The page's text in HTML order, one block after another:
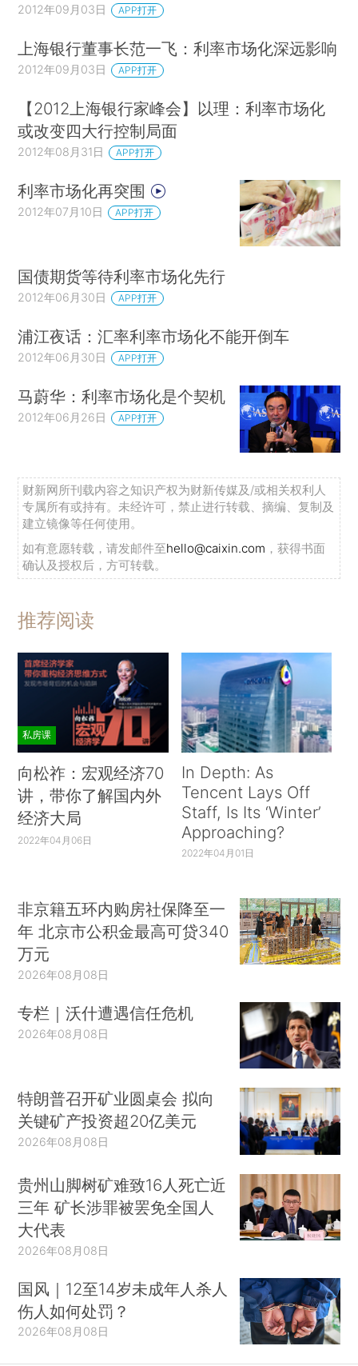
2012年09月03日 APP打开
上海银行董事长范一飞：利率市场化深远影响
2012年09月03日 APP打开
【2012上海银行家峰会】以理：利率市场化
或改变四大行控制局面
2012年08月31日 APP打开
利率市场化再突围
2012年07月10日 APP打开
国债期货等待利率市场化先行
2012年06月30日 APP打开
浦江夜话：汇率利率市场化不能开倒车
2012年06月30日 APP打开
马蔚华：利率市场化是个契机
2012年06月26日 APP打开
财新网所刊载内容之知识产权为财新传媒及/或相关权利人
专属所有或持有。未经许可，禁止进行转载、摘编、复制及
建立镜像等任何使用。
如有意愿转载，请发邮件至hello@caixin.com ，获得书面
确认及授权后，方可转载。
推荐阅读
私房课
向松祚：宏观经济70
讲，带你了解国内外
经济大局
2022年04月06日
In Depth: As
Tencent Lays Off
Staff, Is Its ‘Winter’
Approaching?
2022年04月01日
非京籍五环内购房社保降至一
年 北京市公积金最高可贷340
万元
2026年08月08日
专栏｜沃什遭遇信任危机
2026年08月08日
特朗普召开矿业圆桌会 拟向
关键矿产投资超20亿美元
2026年08月08日
贵州山脚树矿难致16人死亡近
三年 矿长涉罪被罢免全国人
大代表
2026年08月08日
国风｜12至14岁未成年人杀人
伤人如何处罚？
2026年08月08日